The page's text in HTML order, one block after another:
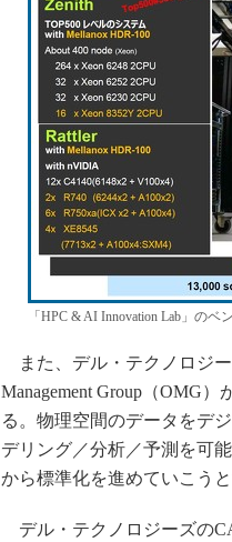
「HPC & AI Innovation Lab」の
また、デル・テクノロジー
Management Group（OMG
る。物理空間のデータをデ
デリング／分析／予測を可
から標準化を進めていこう
デル・テクノロジーズの